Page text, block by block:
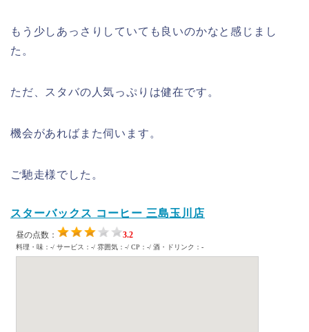
もう少しあっさりしていても良いのかなと感じまし
た。
ただ、スタバの人気っぷりは健在です。
機会があればまた伺います。
ご馳走様でした。
スターバックス コーヒー 三島玉川店